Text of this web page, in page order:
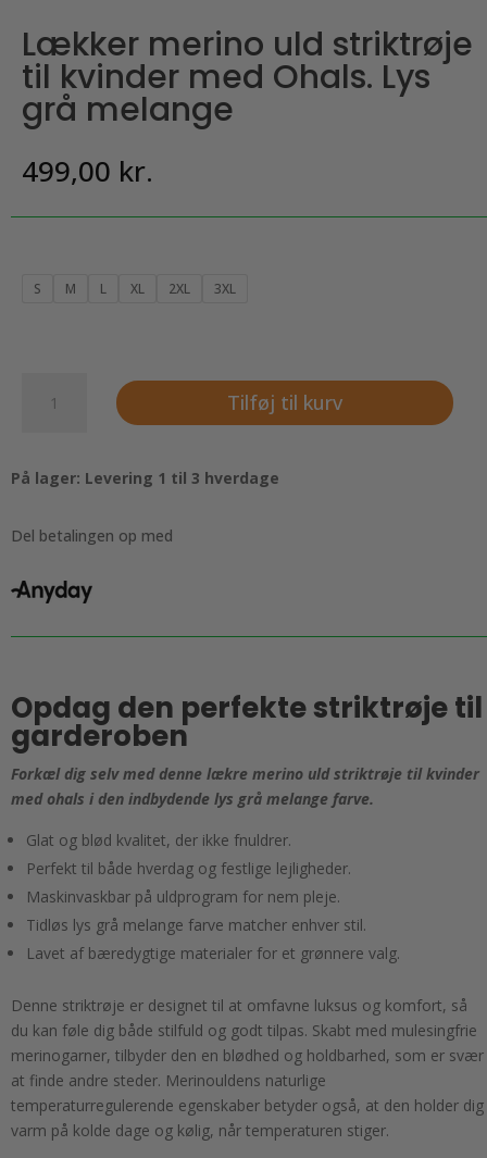
Lækker merino uld striktrøje
til kvinder med Ohals. Lys
grå melange
499,00 kr.
S M L XL 2XL 3XL
merino
til
med
Lys
melange
Tilføj til kurv
På lager: Levering 1 til 3 hverdage
Del betalingen op med
Opdag den perfekte striktrøje til
garderoben
Forkæl dig selv med denne lækre merino uld striktrøje til kvinder
med ohals i den indbydende lys grå melange farve.
Glat og blød kvalitet, der ikke fnuldrer.
Perfekt til både hverdag og festlige lejligheder.
Maskinvaskbar på uldprogram for nem pleje.
Tidløs lys grå melange farve matcher enhver stil.
Lavet af bæredygtige materialer for et grønnere valg.
Denne striktrøje er designet til at omfavne luksus og komfort, så
du kan føle dig både stilfuld og godt tilpas. Skabt med mulesingfrie
merinogarner, tilbyder den en blødhed og holdbarhed, som er svær
at finde andre steder. Merinouldens naturlige
temperaturregulerende egenskaber betyder også, at den holder dig
varm på kolde dage og kølig, når temperaturen stiger.